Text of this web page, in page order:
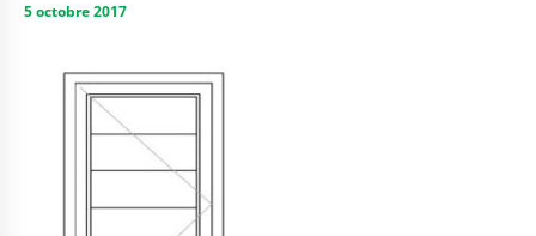
5 octobre 2017